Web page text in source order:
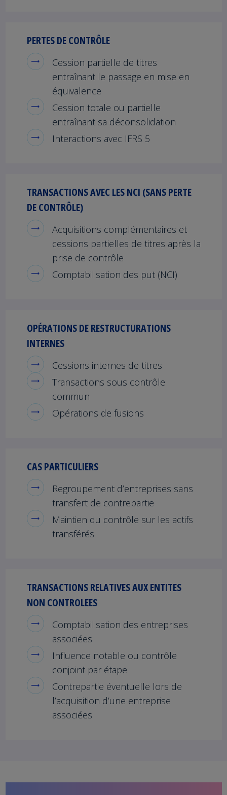
PERTES DE CONTRÔLE
Cession partielle de titres
entraînant le passage en mise en
équivalence
Cession totale ou partielle
entraînant sa déconsolidation
Interactions avec IFRS 5
TRANSACTIONS AVEC LES NCI (SANS PERTE
DE CONTRÔLE)
Acquisitions complémentaires et
cessions partielles de titres après la
prise de contrôle
Comptabilisation des put (NCI)
OPÉRATIONS DE RESTRUCTURATIONS
INTERNES
Cessions internes de titres
Transactions sous contrôle
commun
Opérations de fusions
CAS PARTICULIERS
Regroupement d’entreprises sans
transfert de contrepartie
Maintien du contrôle sur les actifs
transférés
TRANSACTIONS RELATIVES AUX ENTITES
NON CONTROLEES
Comptabilisation des entreprises
associées
Influence notable ou contrôle
conjoint par étape
Contrepartie éventuelle lors de
l’acquisition d’une entreprise
associées